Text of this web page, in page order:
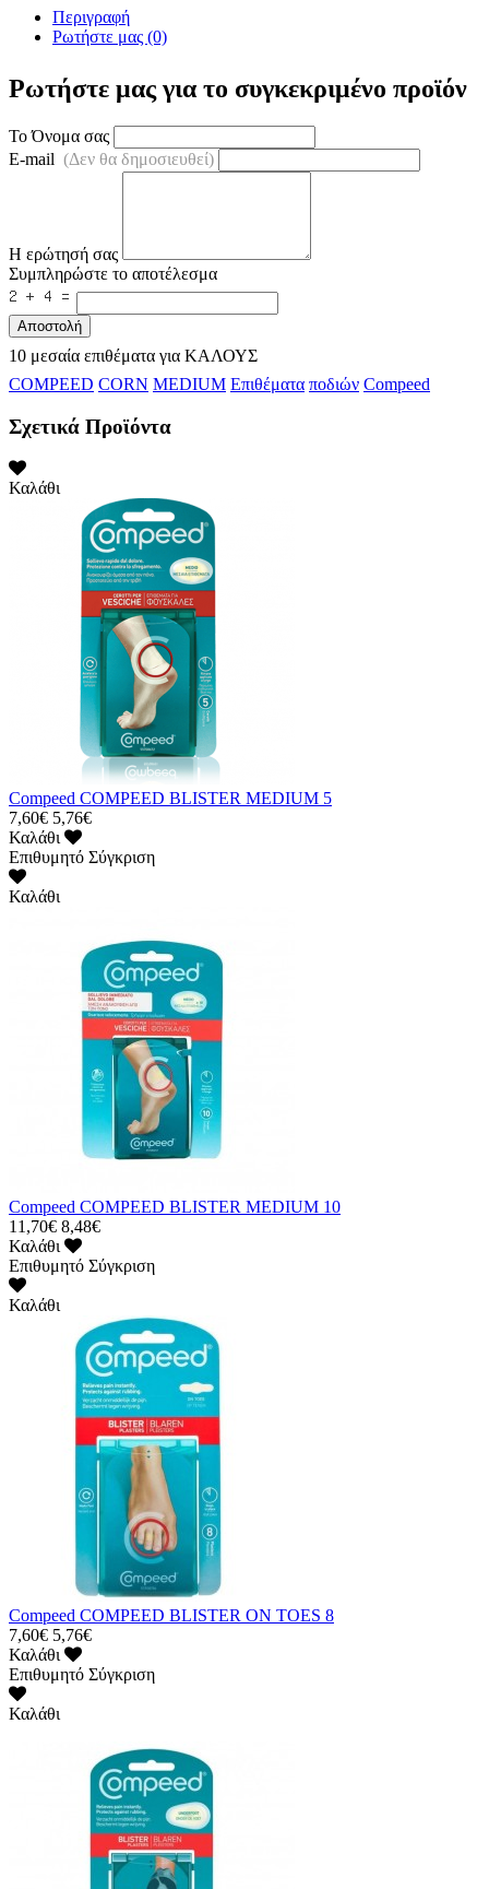
Περιγραφή
Ρωτήστε μας (0)
Ρωτήστε μας για το συγκεκριμένο προϊόν
Το Όνομα σας
E-mail (Δεν θα δημοσιευθεί)
Η ερώτησή σας
Συμπληρώστε το αποτέλεσμα
Αποστολή
10 μεσαία επιθέματα για ΚΑΛΟΥΣ
COMPEED CORN MEDIUM Επιθέματα ποδιών Compeed
Σχετικά Προϊόντα
Καλάθι
Compeed COMPEED BLISTER MEDIUM 5
7,60€ 5,76€
Καλάθι
Επιθυμητό Σύγκριση
Καλάθι
Compeed COMPEED BLISTER MEDIUM 10
11,70€ 8,48€
Καλάθι
Επιθυμητό Σύγκριση
Καλάθι
Compeed COMPEED BLISTER ON TOES 8
7,60€ 5,76€
Καλάθι
Επιθυμητό Σύγκριση
Καλάθι